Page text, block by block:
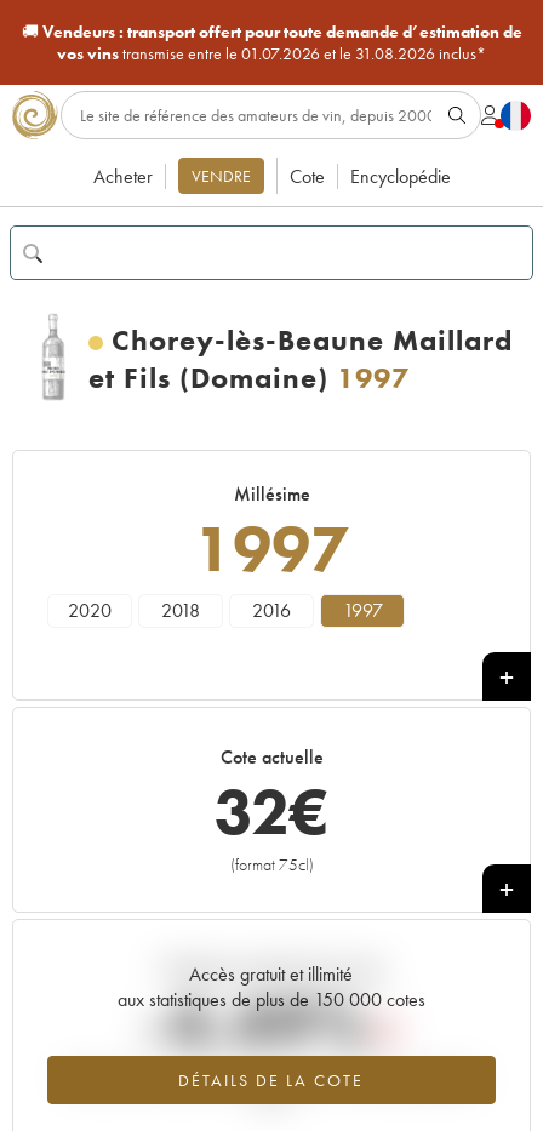
🚚Vendeurs : transport offert pour toute demande d’estimation de
vos vinstransmise entre le 01.07.2026 et le 31.08.2026 inclus*
Acheter VENDRE Cote Encyclopédie
Chorey-lès-Beaune Maillard
et Fils (Domaine) 1997
Millésime
1997
2020 2018 2016 1997
Cote actuelle
32€
(format 75cl)
+
Accès gratuit et illimité
aux statistiques de plus de 150 000 cotes
DÉTAILS DE LA COTE
Tendance actuelle de la cote
-4.49%
Tendance à la baisse du millésime 1997 en 2026 par rapport à